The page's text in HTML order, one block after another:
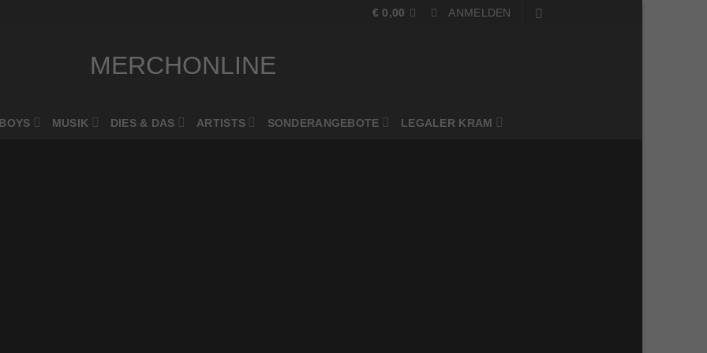
€ 0,00 ANMELDEN
BOYS MUSIK DIES & DAS ARTISTS SONDERANGEBOTE LEGALER KRAM